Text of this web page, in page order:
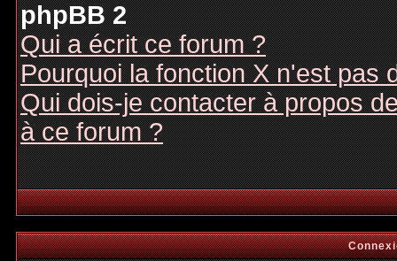
phpBB 2
Qui a écrit ce forum ?
Pourquoi la fonction X n'est pas
Qui dois-je contacter à propos
à ce forum ?